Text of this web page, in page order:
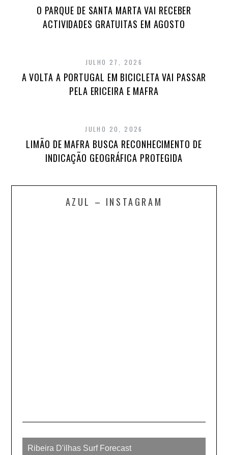
O PARQUE DE SANTA MARTA VAI RECEBER
ACTIVIDADES GRATUITAS EM AGOSTO
JULHO 27, 2026
A VOLTA A PORTUGAL EM BICICLETA VAI PASSAR
PELA ERICEIRA E MAFRA
JULHO 20, 2026
LIMÃO DE MAFRA BUSCA RECONHECIMENTO DE
INDICAÇÃO GEOGRÁFICA PROTEGIDA
AZUL – INSTAGRAM